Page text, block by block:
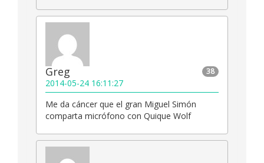
38
Greg
2014-05-24 16:11:27
Me da cáncer que el gran Miguel Simón
comparta micrófono con Quique Wolf